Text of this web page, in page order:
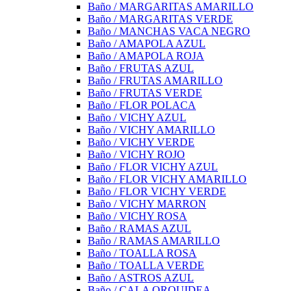
Baño / MARGARITAS AMARILLO
Baño / MARGARITAS VERDE
Baño / MANCHAS VACA NEGRO
Baño / AMAPOLA AZUL
Baño / AMAPOLA ROJA
Baño / FRUTAS AZUL
Baño / FRUTAS AMARILLO
Baño / FRUTAS VERDE
Baño / FLOR POLACA
Baño / VICHY AZUL
Baño / VICHY AMARILLO
Baño / VICHY VERDE
Baño / VICHY ROJO
Baño / FLOR VICHY AZUL
Baño / FLOR VICHY AMARILLO
Baño / FLOR VICHY VERDE
Baño / VICHY MARRON
Baño / VICHY ROSA
Baño / RAMAS AZUL
Baño / RAMAS AMARILLO
Baño / TOALLA ROSA
Baño / TOALLA VERDE
Baño / ASTROS AZUL